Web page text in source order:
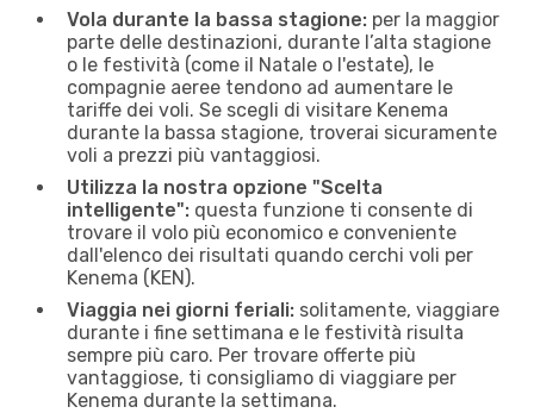
Vola durante la bassa stagione: per la maggior
parte delle destinazioni, durante l’alta stagione
o le festività (come il Natale o l'estate), le
compagnie aeree tendono ad aumentare le
tariffe dei voli. Se scegli di visitare Kenema
durante la bassa stagione, troverai sicuramente
voli a prezzi più vantaggiosi.
Utilizza la nostra opzione "Scelta
intelligente": questa funzione ti consente di
trovare il volo più economico e conveniente
dall'elenco dei risultati quando cerchi voli per
Kenema (KEN).
Viaggia nei giorni feriali: solitamente, viaggiare
durante i fine settimana e le festività risulta
sempre più caro. Per trovare offerte più
vantaggiose, ti consigliamo di viaggiare per
Kenema durante la settimana.